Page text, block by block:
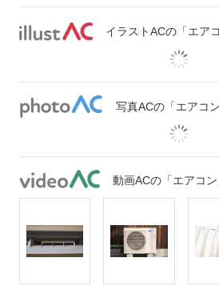
イラストACの「エア
写真ACの「エアコ
動画ACの「エアコ